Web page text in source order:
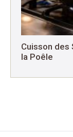
Cuisson des
la Poêle